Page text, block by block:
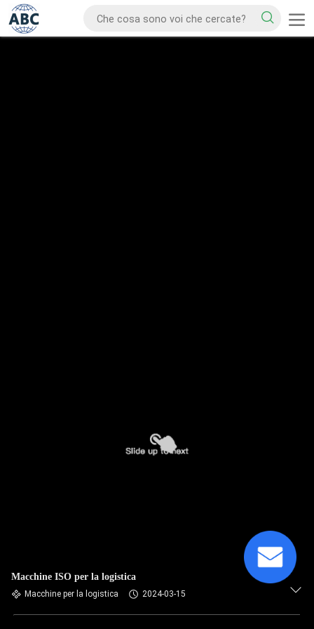
Macchine ISO per la logistica
Macchine per la logistica 2024-03-15